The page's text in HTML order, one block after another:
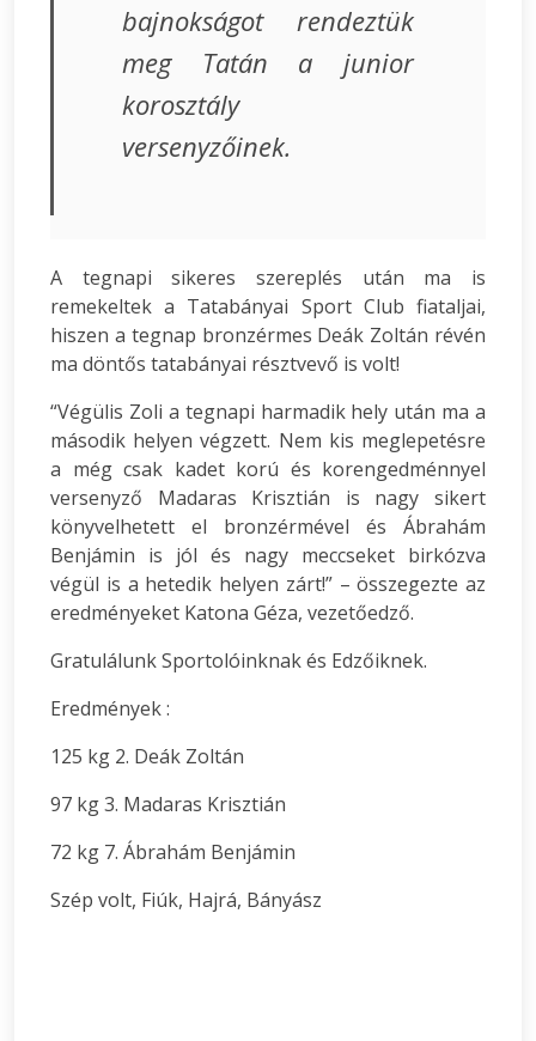
bajnokságot rendeztük
meg Tatán a junior
korosztály
versenyzőinek.
A tegnapi sikeres szereplés után ma is
remekeltek a Tatabányai Sport Club fiataljai,
hiszen a tegnap bronzérmes Deák Zoltán révén
ma döntős tatabányai résztvevő is volt!
“Végülis Zoli a tegnapi harmadik hely után ma a
második helyen végzett. Nem kis meglepetésre
a még csak kadet korú és korengedménnyel
versenyző Madaras Krisztián is nagy sikert
könyvelhetett el bronzérmével és Ábrahám
Benjámin is jól és nagy meccseket birkózva
végül is a hetedik helyen zárt!” – összegezte az
eredményeket Katona Géza, vezetőedző.
Gratulálunk Sportolóinknak és Edzőiknek.
Eredmények :
125 kg 2. Deák Zoltán
97 kg 3. Madaras Krisztián
72 kg 7. Ábrahám Benjámin
Szép volt, Fiúk, Hajrá, Bányász